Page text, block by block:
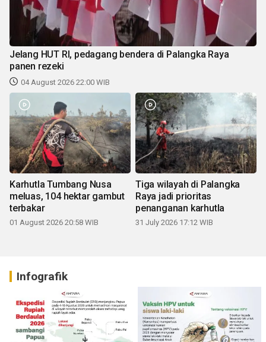
Jelang HUT RI, pedagang bendera di Palangka Raya
panen rezeki
04 August 2026 22:00 WIB
Karhutla Tumbang Nusa
meluas, 104 hektar gambut
terbakar
01 August 2026 20:58 WIB
Tiga wilayah di Palangka
Raya jadi prioritas
penanganan karhutla
31 July 2026 17:12 WIB
Infografik